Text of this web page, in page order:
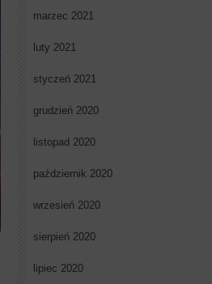
marzec 2021
luty 2021
styczeń 2021
grudzień 2020
listopad 2020
październik 2020
wrzesień 2020
sierpień 2020
lipiec 2020